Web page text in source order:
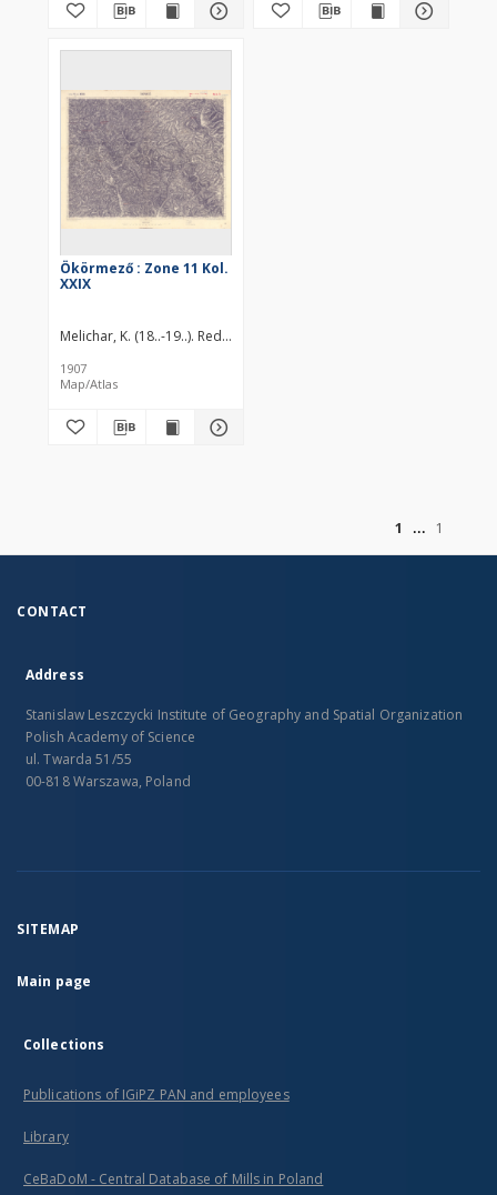
Ökörmező : Zone 11 Kol.
XXIX
Melichar, K. (18..-19..). Redaktor
1907
Map/Atlas
1
1
CONTACT
Address
Stanislaw Leszczycki Institute of Geography and Spatial Organization
Polish Academy of Science
ul. Twarda 51/55
00-818 Warszawa, Poland
SITEMAP
Main page
Collections
Publications of IGiPZ PAN and employees
Library
CeBaDoM - Central Database of Mills in Poland